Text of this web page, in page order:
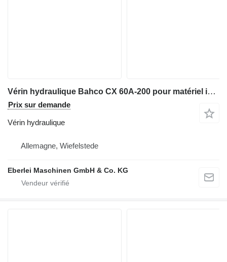
Vérin hydraulique Bahco CX 60A-200 pour matériel industriel
Prix sur demande
Vérin hydraulique
Allemagne, Wiefelstede
Eberlei Maschinen GmbH & Co. KG